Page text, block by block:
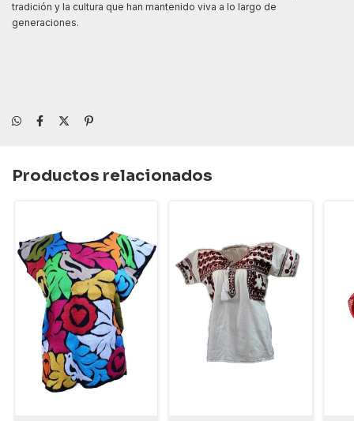
tradición y la cultura que han mantenido viva a lo largo de
generaciones.
Productos relacionados